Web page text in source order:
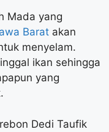
Mada yang
Barat akan
menyelam.
ikan sehingga
yang
Dedi Taufik